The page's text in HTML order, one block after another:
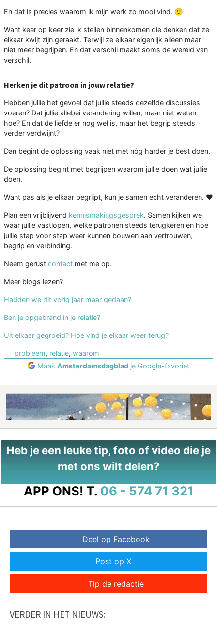
En dat is precies waarom ik mijn werk zo mooi vind. 🙂
Want keer op keer zie ik stellen binnenkomen die denken dat ze
elkaar kwijt zijn geraakt. Terwijl ze elkaar eigenlijk alleen maar
niet meer begrijpen. En dat verschil maakt soms de wereld van
verschil.
Herken je dit patroon in jouw relatie?
Hebben jullie het gevoel dat jullie steeds dezelfde discussies
voeren? Dat jullie allebei verandering willen, maar niet weten
hoe? En dat de liefde er nog wel is, maar het begrip steeds
verder verdwijnt?
Dan begint de oplossing vaak niet met nóg harder je best doen.
De oplossing begint met begrijpen waarom jullie doen wat jullie
doen.
Want pas als je elkaar begrijpt, kun je samen echt veranderen. ❤️
Plan een vrijblijvend kennismakingsgesprek. Samen kijken we
waar jullie vastlopen, welke patronen steeds terugkeren en hoe
jullie stap voor stap weer kunnen bouwen aan vertrouwen,
begrip en verbinding.
Neem gerust contact met me op.
Meer blogs lezen?
Hadden we dit vorig jaar maar gedaan?
Ben je opgebrand in je relatie?
Uit elkaar gegroeid? Hoe vind je elkaar weer terug?
probleem, relatie, waarom
Maak Amsterdamsdagblad je Google-favoriet
Heb je een leuke tip, foto of video die je
met ons wilt delen?
APP ONS! T. 06 - 574 71 321
Deel op Facebook
Post op X
Tip de redactie
VERDER IN HET NIEUWS: